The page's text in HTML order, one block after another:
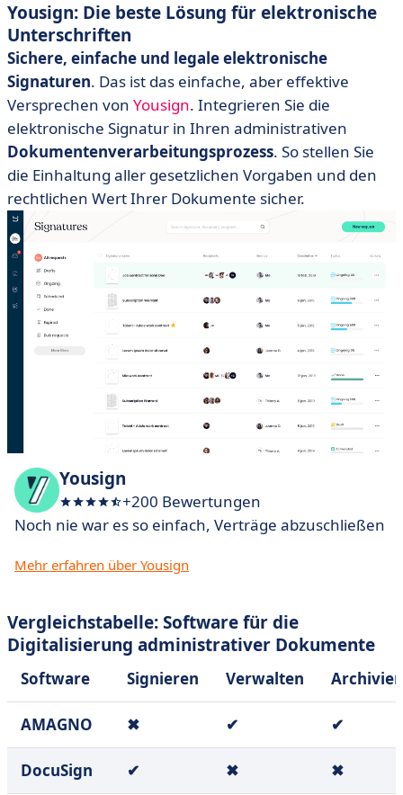
Yousign: Die beste Lösung für elektronische
Unterschriften
Sichere, einfache und legale elektronische
Signaturen. Das ist das einfache, aber effektive
Versprechen von Yousign. Integrieren Sie die
elektronische Signatur in Ihren administrativen
Dokumentenverarbeitungsprozess. So stellen Sie
die Einhaltung aller gesetzlichen Vorgaben und den
rechtlichen Wert Ihrer Dokumente sicher.
Yousign
+200 Bewertungen
Noch nie war es so einfach, Verträge abzuschließen
Mehr erfahren über Yousign
Vergleichstabelle: Software für die
Digitalisierung administrativer Dokumente
Software Signieren Verwalten
AMAGNO ✖ ✔ ✔
DocuSign ✔ ✖ ✖